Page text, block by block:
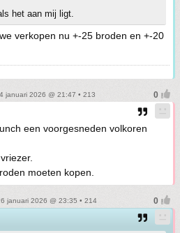
het aan mij ligt.
verkopen nu +-25 broden en +-20
januari 2026 @ 21:47 • 213
een voorgesneden volkoren
moeten kopen.
januari 2026 @ 23:35 • 214